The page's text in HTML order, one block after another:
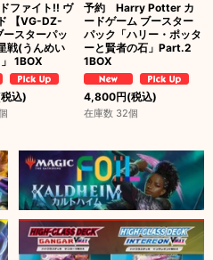
ファイト!! ヴ
【VG-DZ-
ースターパッ
戦(うんめい
1BOX
込)
予約 Harry Potter カ
ードゲーム ブースター
パック「ハリー・ポッタ
ーと賢者の石」Part.2
1BOX
4,800円(税込)
在庫数 32個